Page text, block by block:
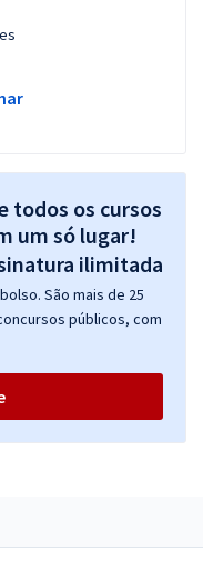
todos os cursos
um só lugar!
São mais de 25
públicos, com